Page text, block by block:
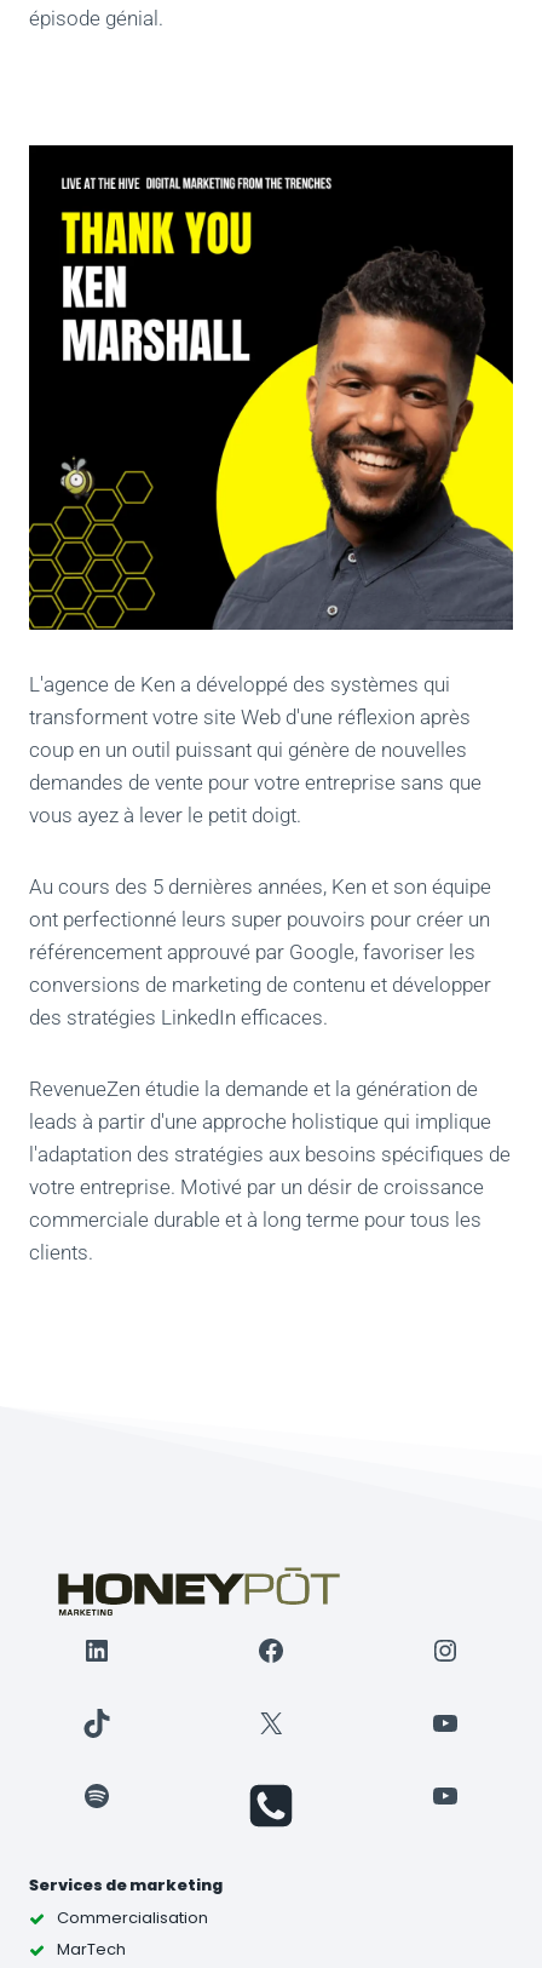
épisode génial.
L'agence de Ken a développé des systèmes qui
transforment votre site Web d'une réflexion après
coup en un outil puissant qui génère de nouvelles
demandes de vente pour votre entreprise sans que
vous ayez à lever le petit doigt.
Au cours des 5 dernières années, Ken et son équipe
ont perfectionné leurs super pouvoirs pour créer un
référencement approuvé par Google, favoriser les
conversions de marketing de contenu et développer
des stratégies LinkedIn efficaces.
RevenueZen étudie la demande et la génération de
leads à partir d'une approche holistique qui implique
l'adaptation des stratégies aux besoins spécifiques de
votre entreprise. Motivé par un désir de croissance
commerciale durable et à long terme pour tous les
clients.
LinkedIn Facebook
TikTok X YouTube
Spotify YouTube
Services de marketing
Commercialisation
MarTech